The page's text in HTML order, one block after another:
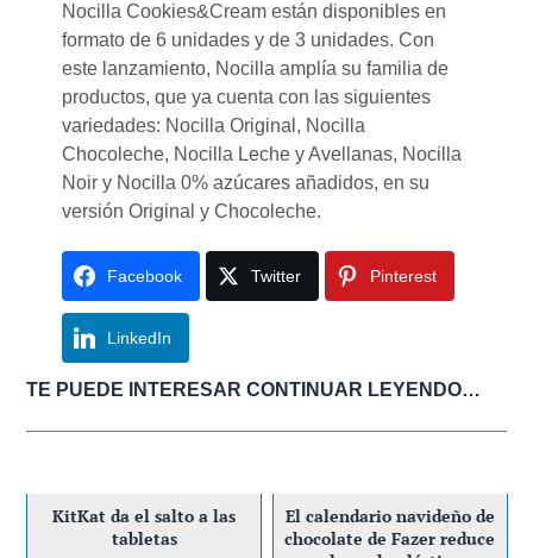
Nocilla Cookies&Cream están disponibles en
formato de 6 unidades y de 3 unidades. Con
este lanzamiento, Nocilla amplía su familia de
productos, que ya cuenta con las siguientes
variedades: Nocilla Original, Nocilla
Chocoleche, Nocilla Leche y Avellanas, Nocilla
Noir y Nocilla 0% azúcares añadidos, en su
versión Original y Chocoleche.
Facebook Twitter Pinterest
LinkedIn
TE PUEDE INTERESAR CONTINUAR LEYENDO…
KitKat da el salto a las
tabletas
El calendario navideño de
chocolate de Fazer reduce